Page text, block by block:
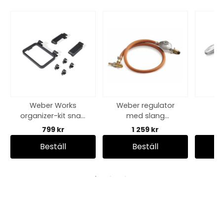
Weber Works
organizer-kit snap
on
799 kr
Beställ
Weber regulator
med slang
Q200/2000
1 259 kr
Beställ